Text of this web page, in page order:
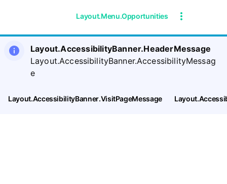
Layout.Menu.Opportunities
Layout.AccessibilityBanner.HeaderMessage
Layout.AccessibilityBanner.AccessibilityMessag
e
Layout.AccessibilityBanner.VisitPageMessage